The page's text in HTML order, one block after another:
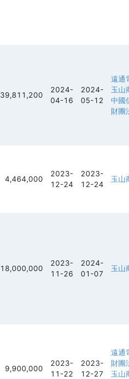
39,811,200
2024-
04-16
2024-
05-12
遠通
玉山
中國
財團
4,464,000
2023-
12-24
2023-
12-24
玉山
18,000,000
2023-
11-26
2024-
01-07
玉山
9,900,000
2023-
11-22
2023-
12-27
遠通
財團
玉山